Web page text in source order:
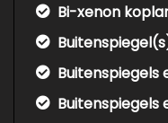
Bi-xenon
Buitenspiegels